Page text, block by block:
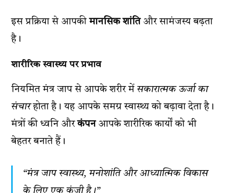
इस प्रक्रिया से आपकीमानसिक शांतिऔर सामंजस्य बढ़ता
है।
शारीरिक स्वास्थ्य पर प्रभाव
नियमित मंत्र जाप से आपके शरीर मेंसकारात्मक ऊर्जा का
संचारहोता है। यह आपके समग्र स्वास्थ्य को बढ़ावा देता है।
मंत्रों की ध्वनि औरकंपनआपके शारीरिक कार्यों को भी
बेहतर बनाते हैं।
“मंत्र जाप स्वास्थ्य, मनोशांति और आध्यात्मिक विकास
के लिए एक कुंजी है।”